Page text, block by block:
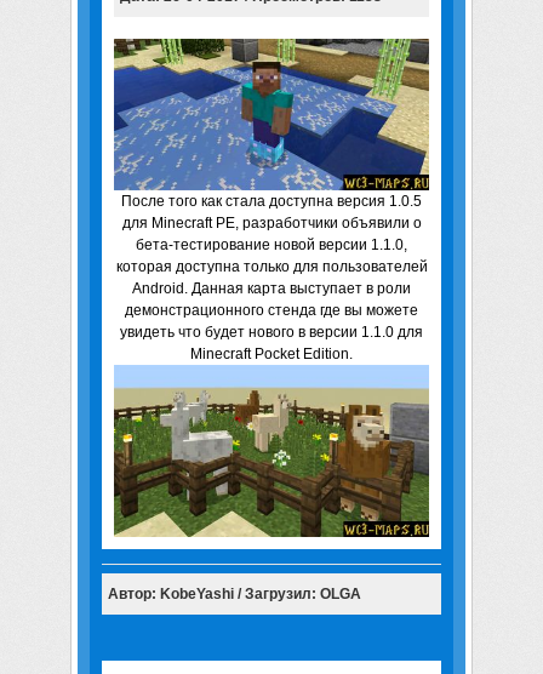
После того как стала доступна версия 1.0.5
для Minecraft PE, разработчики объявили о
бета-тестирование новой версии 1.1.0,
которая доступна только для пользователей
Android. Данная карта выступает в роли
демонстрационного стенда где вы можете
увидеть что будет нового в версии 1.1.0 для
Minecraft Pocket Edition.
Автор: KobeYashi / Загрузил: OLGA